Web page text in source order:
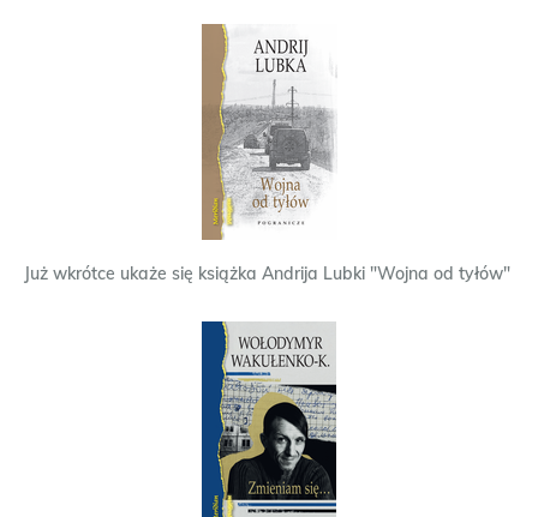
Już wkrótce ukaże się książka Andrija Lubki "Wojna od tyłów"